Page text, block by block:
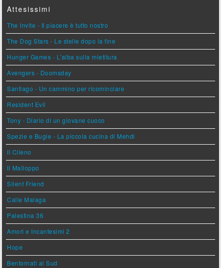
Attesissimi
The Invite - Il piacere è tutto nostro
The Dog Stars - Le stelle dopo la fine
Hunger Games - L'alba sulla mietitura
Avengers - Doomsday
Santiago - Un cammino per ricominciare
Resident Evil
Tony - Diario di un giovane cuoco
Spezie e Bugie - La piccola cucina di Mehdi
Il Cileno
Il Malloppo
Silent Friend
Calle Malaga
Palestina 36
Amori e Incantesimi 2
Hope
Bentornati al Sud